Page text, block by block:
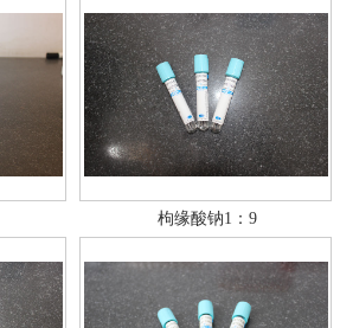
枸缘酸钠1：9